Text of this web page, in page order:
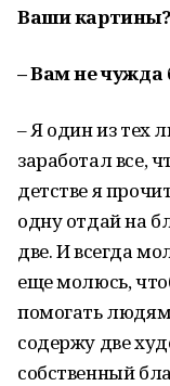
Ваши картины?
– Вам не чужда
– Я один из тех
заработал все,
детстве я
одну отдай на
две. И всегда
еще молюсь,
помогать
содержу две
собственный